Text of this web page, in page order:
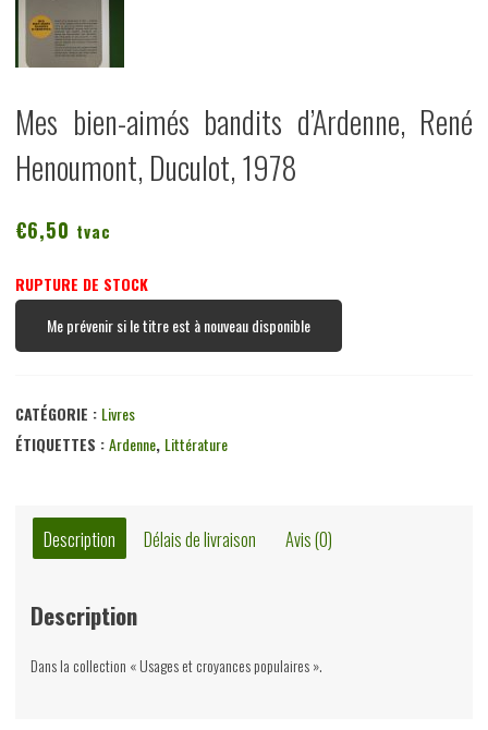
Mes bien-aimés bandits d’Ardenne, René
Henoumont, Duculot, 1978
€6,50 tvac
RUPTURE DE STOCK
Me prévenir si le titre est à nouveau disponible
CATÉGORIE : Livres
ÉTIQUETTES :Ardenne, Littérature
Description Délais de livraison Avis (0)
Description
Dans la collection « Usages et croyances populaires ».